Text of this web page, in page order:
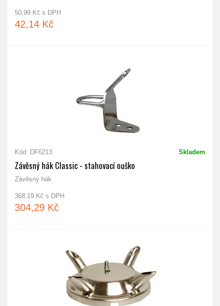
50,99 Kč s DPH
42,14 Kč
Kód: DF6213 Skladem
Závěsný hák Classic - stahovací ouško
Závěsný hák
368,19 Kč s DPH
304,29 Kč